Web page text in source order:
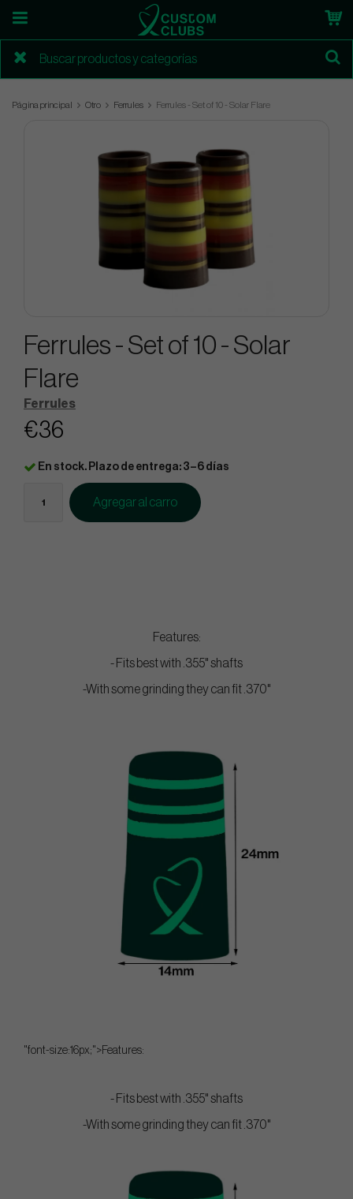
Página principal Otro Ferrules Ferrules - Set of 10 - Solar Flare
Ferrules - Set of 10 - Solar
Flare
Ferrules
€36
En stock. Plazo de entrega: 3–6 días
Agregar al carro
Features:
- Fits best with .355" shafts
-With some grinding they can fit .370"
"font-size:16px;">Features:
- Fits best with .355" shafts
-With some grinding they can fit .370"